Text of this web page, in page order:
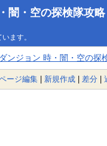
闇・空の探検隊攻略
ます。
ンジョン 時・闇・空の探
ージ編集 | 新規作成 | 差分 |